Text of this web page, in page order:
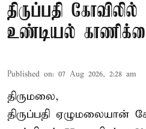
திருப்பதி
உண்டியல்
Published on: 07 Aug 2026, 2:28 am
திருமலை,
திருப்பதி ஏழுமலையான்